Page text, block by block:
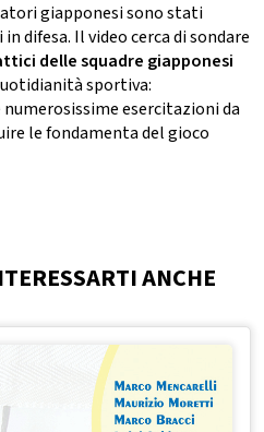
giapponesi sono stati
difesa. Il video cerca di sondare
delle squadre giapponesi
sportiva:
esercitazioni da
le fondamenta del gioco
ANCHE